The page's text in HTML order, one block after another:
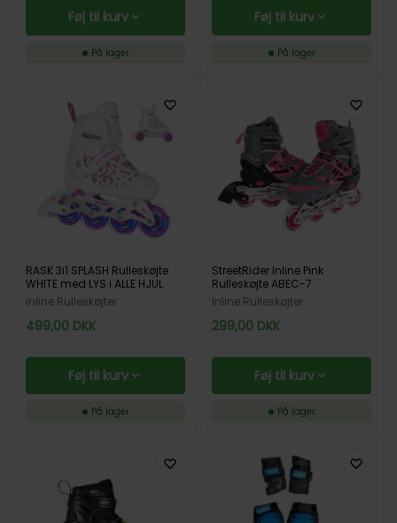
Føj til kurv
På lager
Føj til kurv
På lager
RASK 3i1 SPLASH Rulleskøjte
WHITE med LYS i ALLE HJUL
Inline Rulleskøjter
499,00 DKK
Føj til kurv
På lager
StreetRider Inline Pink
Rulleskøjte ABEC-7
Inline Rulleskøjter
299,00 DKK
Føj til kurv
På lager